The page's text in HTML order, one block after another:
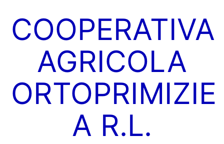
COOPERATIVA
AGRICOLA
ORTOPRIMIZIE
A R.L.